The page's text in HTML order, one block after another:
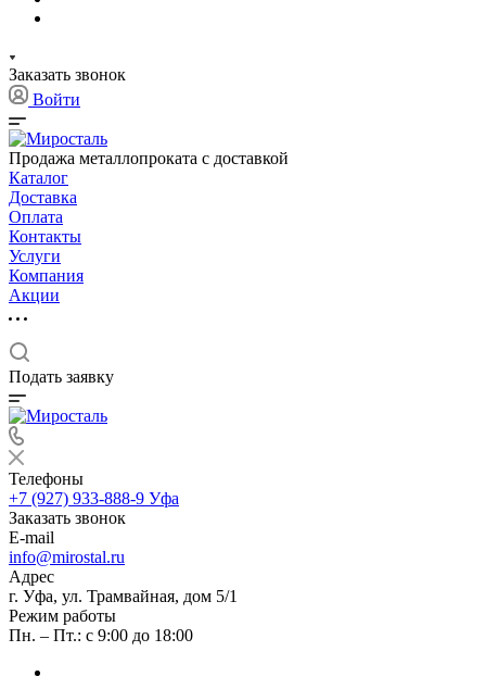
Заказать звонок
Войти
Продажа металлопроката с доставкой
Каталог
Доставка
Оплата
Контакты
Услуги
Компания
Акции
Подать заявку
Телефоны
+7 (927) 933-888-9 Уфа
Заказать звонок
E-mail
info@mirostal.ru
Адрес
г. Уфа, ул. Трамвайная, дом 5/1
Режим работы
Пн. – Пт.: с 9:00 до 18:00